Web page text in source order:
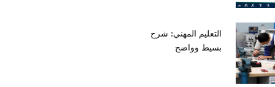
التعليم المهني: شرح
بسيط وواضح